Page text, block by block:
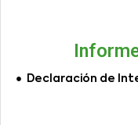
Declaración de